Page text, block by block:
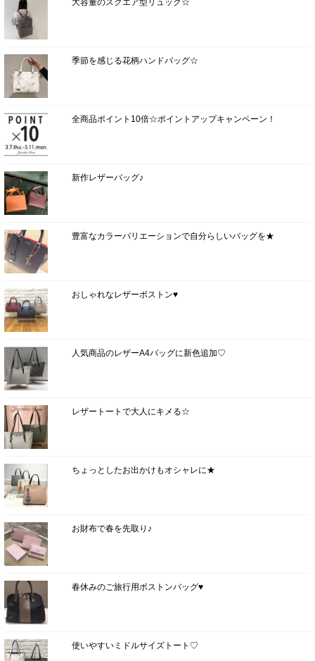
大容量のスクエア型リュック☆
季節を感じる花柄ハンドバッグ☆
全商品ポイント10倍☆ポイントアップキャンペーン！
新作レザーバッグ♪
豊富なカラーバリエーションで自分らしいバッグを★
おしゃれなレザーボストン♥
人気商品のレザーA4バッグに新色追加♡
レザートートで大人にキメる☆
ちょっとしたお出かけもオシャレに★
お財布で春を先取り♪
春休みのご旅行用ボストンバッグ♥
使いやすいミドルサイズトート♡